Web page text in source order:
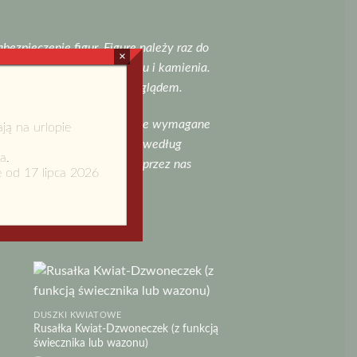
figur. Figurę należy raz do
impregnatem do betonu i kamienia.
oczy pięknym wyglądem.
logo. Posiadamy wszystkie wymagane
jakichkolwiek produktów według
skutkuje podjęciem przez nas
DUSZKI KWIATOWE
Rusałka Kwiat-Dzwoneczek (z funkcją
świecznika lub wazonu)
na urlopie
od 17 lipca 2026
×